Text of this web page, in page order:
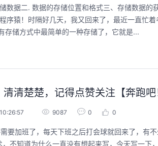
数据二. 数据的存储位置和格式三、存储数据
序猿！时隔好几天，我又回来了，最近一直忙
存储方式中最简单的一种存储了，它就是...
清楚楚，记得点赞关注【奔跑吧
9087 0 0
要加班了，每天下班之后打会球就回来了，有
不知道为什么一直没有想起来写，今天写一